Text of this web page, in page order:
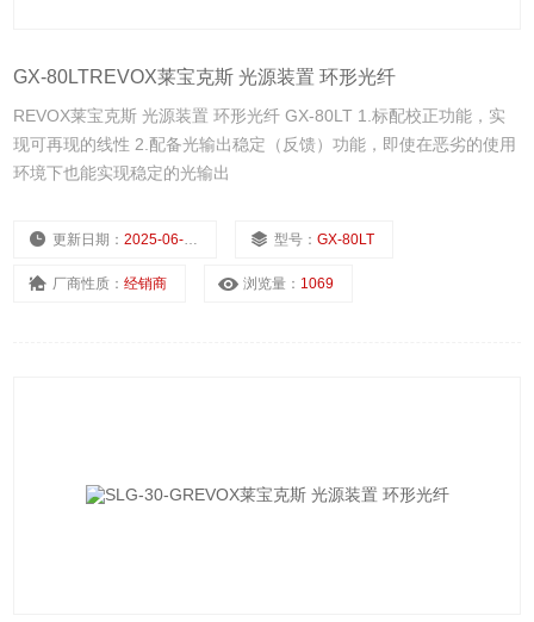
GX-80LTREVOX莱宝克斯 光源装置 环形光纤
REVOX莱宝克斯 光源装置 环形光纤 GX-80LT 1.标配校正功能，实
现可再现的线性 2.配备光输出稳定（反馈）功能，即使在恶劣的使用
环境下也能实现稳定的光输出
更新日期：2025-06-28 型号：GX-80LT
厂商性质：经销商 浏览量： 1069